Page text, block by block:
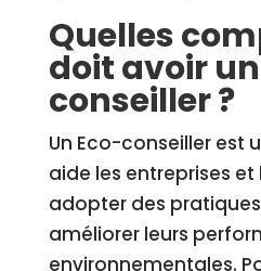
Quelles
doit avoir
conseiller ?
Un Eco-conseiller est
aide les entreprises et
adopter des
améliorer leurs
environnementales.